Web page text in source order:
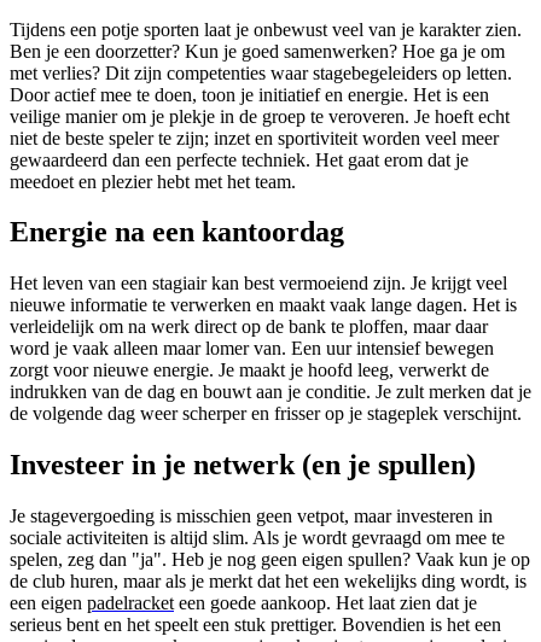
Tijdens een potje sporten laat je onbewust veel van je karakter zien.
Ben je een doorzetter? Kun je goed samenwerken? Hoe ga je om
met verlies? Dit zijn competenties waar stagebegeleiders op letten.
Door actief mee te doen, toon je initiatief en energie. Het is een
veilige manier om je plekje in de groep te veroveren. Je hoeft echt
niet de beste speler te zijn; inzet en sportiviteit worden veel meer
gewaardeerd dan een perfecte techniek. Het gaat erom dat je
meedoet en plezier hebt met het team.
Energie na een kantoordag
Het leven van een stagiair kan best vermoeiend zijn. Je krijgt veel
nieuwe informatie te verwerken en maakt vaak lange dagen. Het is
verleidelijk om na werk direct op de bank te ploffen, maar daar
word je vaak alleen maar lomer van. Een uur intensief bewegen
zorgt voor nieuwe energie. Je maakt je hoofd leeg, verwerkt de
indrukken van de dag en bouwt aan je conditie. Je zult merken dat je
de volgende dag weer scherper en frisser op je stageplek verschijnt.
Investeer in je netwerk (en je spullen)
Je stagevergoeding is misschien geen vetpot, maar investeren in
sociale activiteiten is altijd slim. Als je wordt gevraagd om mee te
spelen, zeg dan "ja". Heb je nog geen eigen spullen? Vaak kun je op
de club huren, maar als je merkt dat het een wekelijks ding wordt, is
een eigen padelracket een goede aankoop. Het laat zien dat je
serieus bent en het speelt een stuk prettiger. Bovendien is het een